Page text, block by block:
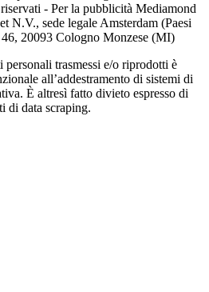
- Per la pubblicità Mediamond
N.V., sede legale Amsterdam (Paesi
20093 Cologno Monzese (MI)
trasmessi e/o riprodotti è
all’addestramento di sistemi di
È altresì fatto divieto espresso di
di data scraping.